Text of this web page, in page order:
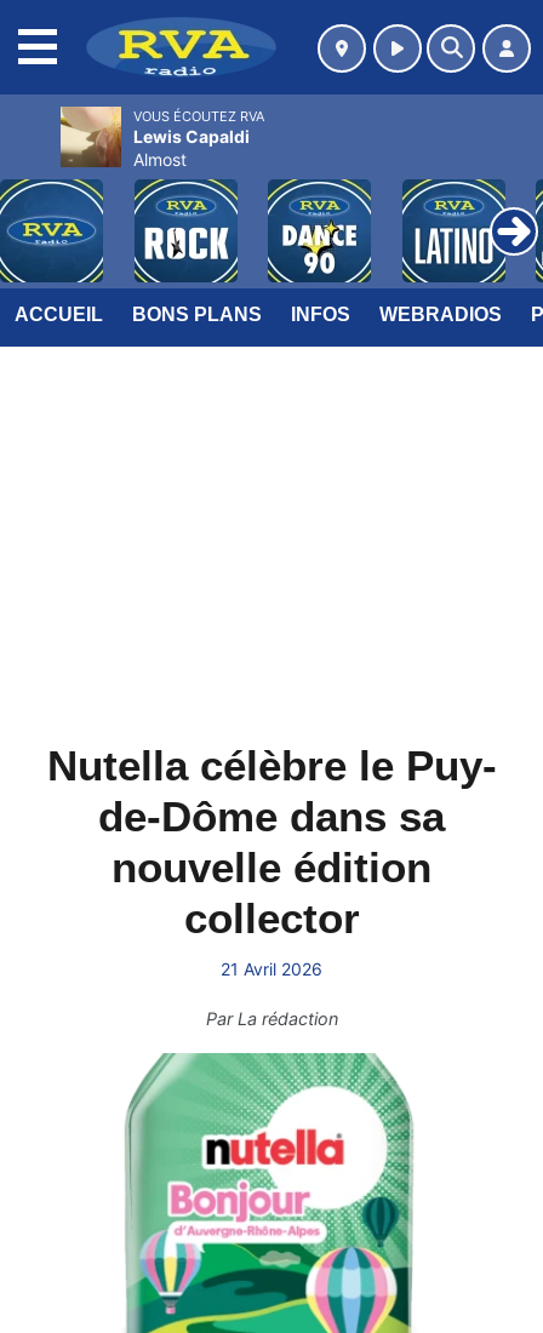
ACCUEIL BONS PLANS INFOS WEBRADIOS
Nutella célèbre le Puy-
de-Dôme dans sa
nouvelle édition
collector
21 Avril 2026
ParLa rédaction
VOUS ÉCOUTEZ RVA
Lewis Capaldi
Almost